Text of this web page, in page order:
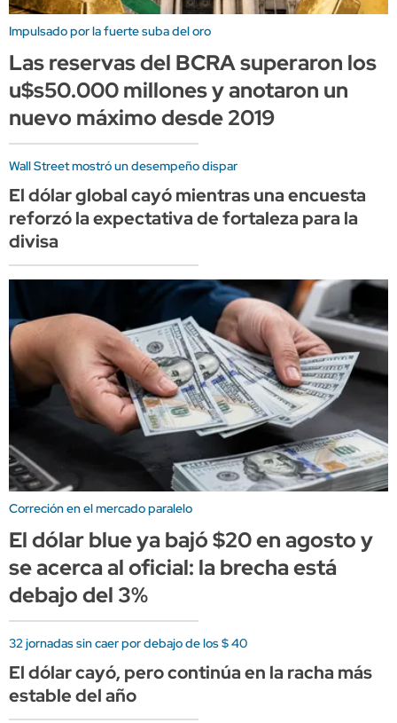
Impulsado por la fuerte suba del oro
Las reservas del BCRA superaron los
u$s50.000 millones y anotaron un
nuevo máximo desde 2019
Wall Street mostró un desempeño dispar
El dólar global cayó mientras una encuesta
reforzó la expectativa de fortaleza para la
divisa
Correción en el mercado paralelo
El dólar blue ya bajó $20 en agosto y
se acerca al oficial: la brecha está
debajo del 3%
32 jornadas sin caer por debajo de los $ 40
El dólar cayó, pero continúa en la racha más
estable del año